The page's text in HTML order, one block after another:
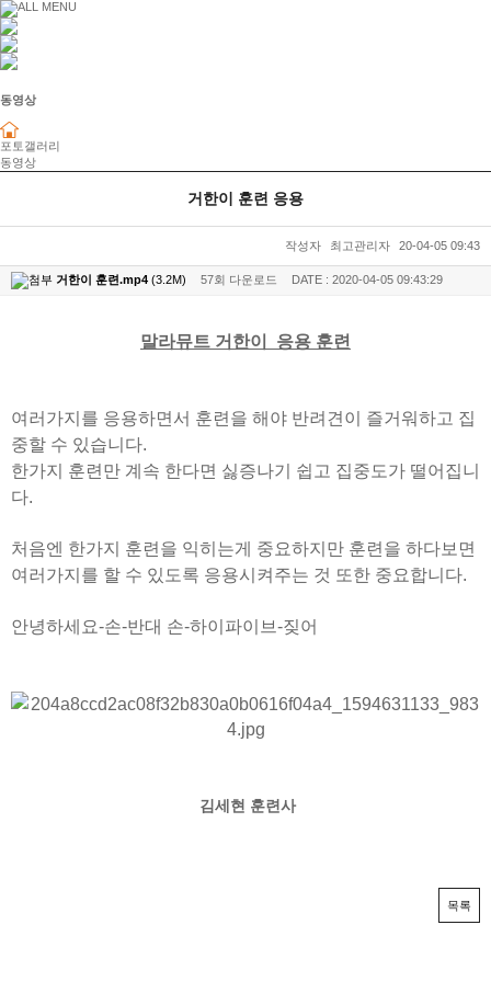
동영상
포토갤러리
동영상
거한이 훈련 응용
작성자 최고관리자 20-04-05 09:43
거한이 훈련.mp4 (3.2M) 57회 다운로드 DATE : 2020-04-05 09:43:29
말라뮤트 거한이 응용 훈련
여러가지를 응용하면서 훈련을 해야 반려견이 즐거워하고 집
중할 수 있습니다.
한가지 훈련만 계속 한다면 싫증나기 쉽고 집중도가 떨어집니
다.
처음엔 한가지 훈련을 익히는게 중요하지만 훈련을 하다보면
여러가지를 할 수 있도록 응용시켜주는 것 또한 중요합니다.
안녕하세요-손-반대 손-하이파이브-짖어
김세현 훈련사
목록